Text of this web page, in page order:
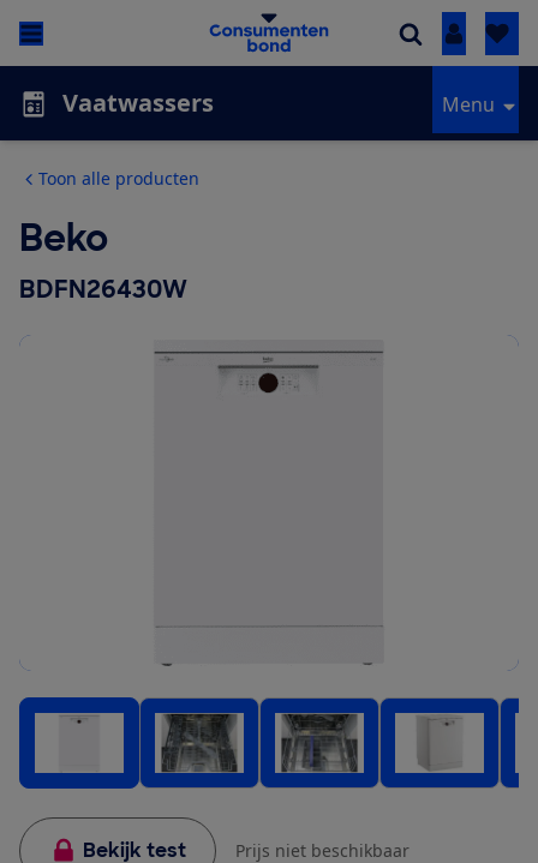
Inloggen
Vaatwassers Menu
Toon alle producten
Beko
BDFN26430W
Bekijk test Prijs niet beschikbaar